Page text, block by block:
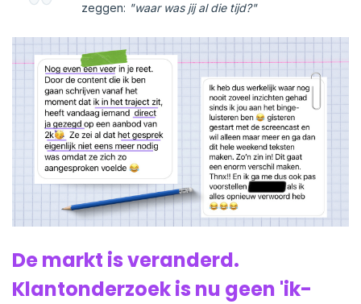
zeggen: "waar was jij al die tijd?"
De markt is veranderd.
Klantonderzoek is nu geen 'ik-